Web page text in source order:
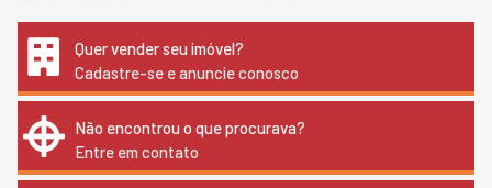
Quer vender seu imóvel?
Cadastre-se e anuncie conosco
Não encontrou o que procurava?
Entre em contato